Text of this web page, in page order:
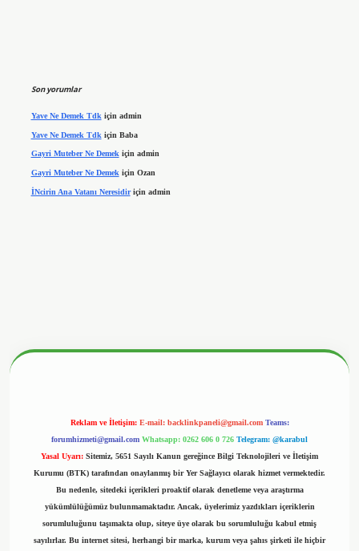
Son yorumlar
Yave Ne Demek Tdk için admin
Yave Ne Demek Tdk için Baba
Gayri Muteber Ne Demekiçin admin
Gayri Muteber Ne Demek için Ozan
İNcirin Ana Vatanı Neresidiriçin admin
Reklam ve İletişim: E-mail: backlinkpaneli@gmail.com Teams:
forumhizmeti@gmail.com Whatsapp: 0262 606 0 726 Telegram: @karabul
Yasal Uyarı: Sitemiz, 5651 Sayılı Kanun gereğince Bilgi Teknolojileri ve İletişim
Kurumu (BTK) tarafından onaylanmış bir Yer Sağlayıcı olarak hizmet vermektedir.
Bu nedenle, sitedeki içerikleri proaktif olarak denetleme veya araştırma
yükümlülüğümüz bulunmamaktadır. Ancak, üyelerimiz yazdıkları içeriklerin
sorumluluğunu taşımakta olup, siteye üye olarak bu sorumluluğu kabul etmiş
sayılırlar. Bu internet sitesi, herhangi bir marka, kurum veya şahıs şirketi ile hiçbir